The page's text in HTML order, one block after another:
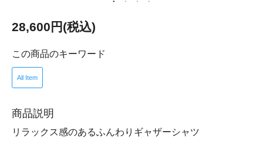
28,600円(税込)
この商品のキーワード
All Item
商品説明
リラックス感のあるふんわりギャザーシャツ